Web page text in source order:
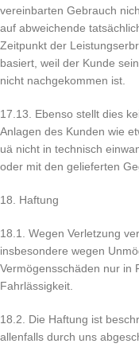
vereinbarten Gebrauch
auf abweichende
Zeitpunkt der
basiert, weil der Kunde
nicht nachgekommen ist.
17.13. Ebenso stellt dies
Anlagen des Kunden wie
uä nicht in technisch
oder mit den gelieferten
18. Haftung
18.1. Wegen Verletzung
insbesondere wegen
Vermögensschäden nur in
Fahrlässigkeit.
18.2. Die Haftung ist
allenfalls durch uns